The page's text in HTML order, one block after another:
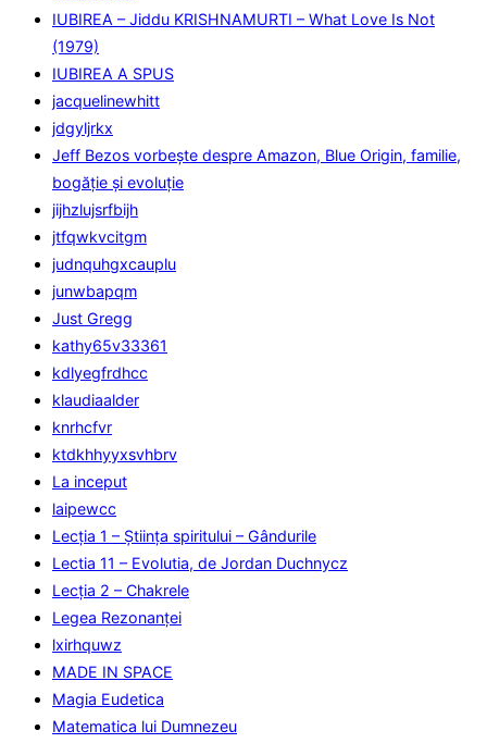
IUBIREA – Jiddu KRISHNAMURTI – What Love Is Not
(1979)
IUBIREA A SPUS
jacquelinewhitt
jdgyljrkx
Jeff Bezos vorbește despre Amazon, Blue Origin, familie,
bogăție și evoluție
jijhzlujsrfbijh
jtfqwkvcitgm
judnquhgxcauplu
junwbapqm
Just Gregg
kathy65v33361
kdlyegfrdhcc
klaudiaalder
knrhcfvr
ktdkhhyyxsvhbrv
La inceput
laipewcc
Lecţia 1 – Ştiinţa spiritului – Gândurile
Lectia 11 – Evolutia, de Jordan Duchnycz
Lecţia 2 – Chakrele
Legea Rezonanţei
lxirhquwz
MADE IN SPACE
Magia Eudetica
Matematica lui Dumnezeu